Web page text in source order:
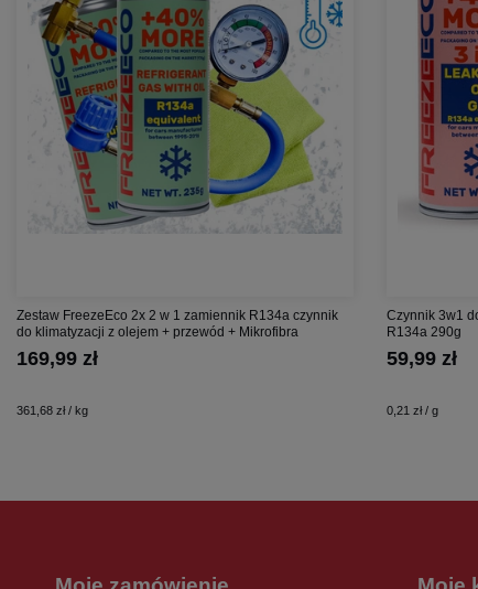
Zestaw FreezeEco 2x 2 w 1 zamiennik R134a czynnik
do klimatyzacji z olejem + przewód + Mikrofibra
169,99 zł
361,68 zł / kg
Czynnik 3w1
R134a 290g
59,99 zł
0,21 zł / g